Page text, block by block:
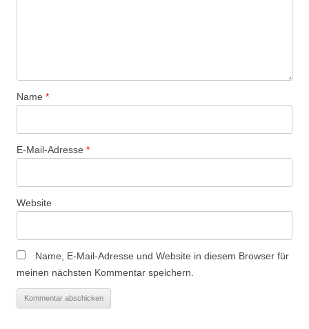
Name *
E-Mail-Adresse *
Website
Name, E-Mail-Adresse und Website in diesem Browser für
meinen nächsten Kommentar speichern.